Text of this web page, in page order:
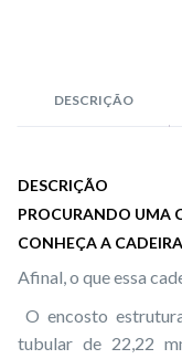
DESCRIÇÃO
DESCRIÇÃO
PROCURANDO UMA
CONHEÇA A
Afinal, o que essa
O encosto
tubular de 22,22